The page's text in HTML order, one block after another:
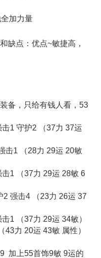
加力量
点：优点~敏捷高，
，只给有钱人看，53
1 守护2 （37力 37运
1 （28力 29运 20敏
1 （37力 29运 28敏 6
强击4 （23力 26运 37
（37力 29运 34敏）
力 20运 43敏 属性）
上55首饰9敏 9运的